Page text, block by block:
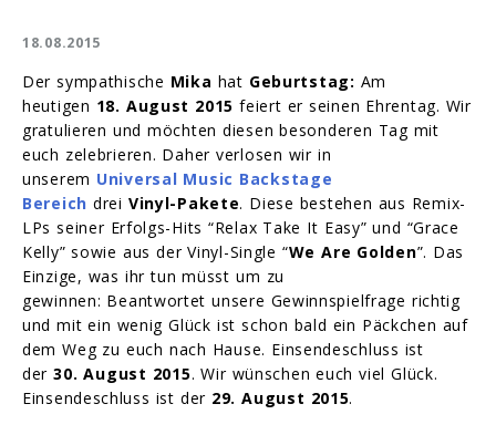
18.08.2015
Der sympathische Mika hat Geburtstag: Am
heutigen 18. August 2015 feiert er seinen Ehrentag. Wir
gratulieren und möchten diesen besonderen Tag mit
euch zelebrieren. Daher verlosen wir in
unserem Universal Music Backstage
Bereich drei Vinyl-Pakete. Diese bestehen aus Remix-
LPs seiner Erfolgs-Hits “Relax Take It Easy” und “Grace
Kelly” sowie aus der Vinyl-Single “We Are Golden”. Das
Einzige, was ihr tun müsst um zu
gewinnen: Beantwortet unsere Gewinnspielfrage richtig
und mit ein wenig Glück ist schon bald ein Päckchen auf
dem Weg zu euch nach Hause. Einsendeschluss ist
der30. August 2015. Wir wünschen euch viel Glück.
Einsendeschluss ist der 29. August 2015.